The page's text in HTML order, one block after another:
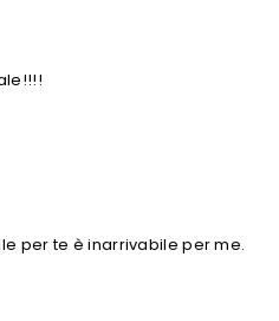
per te è inarrivabile per me.